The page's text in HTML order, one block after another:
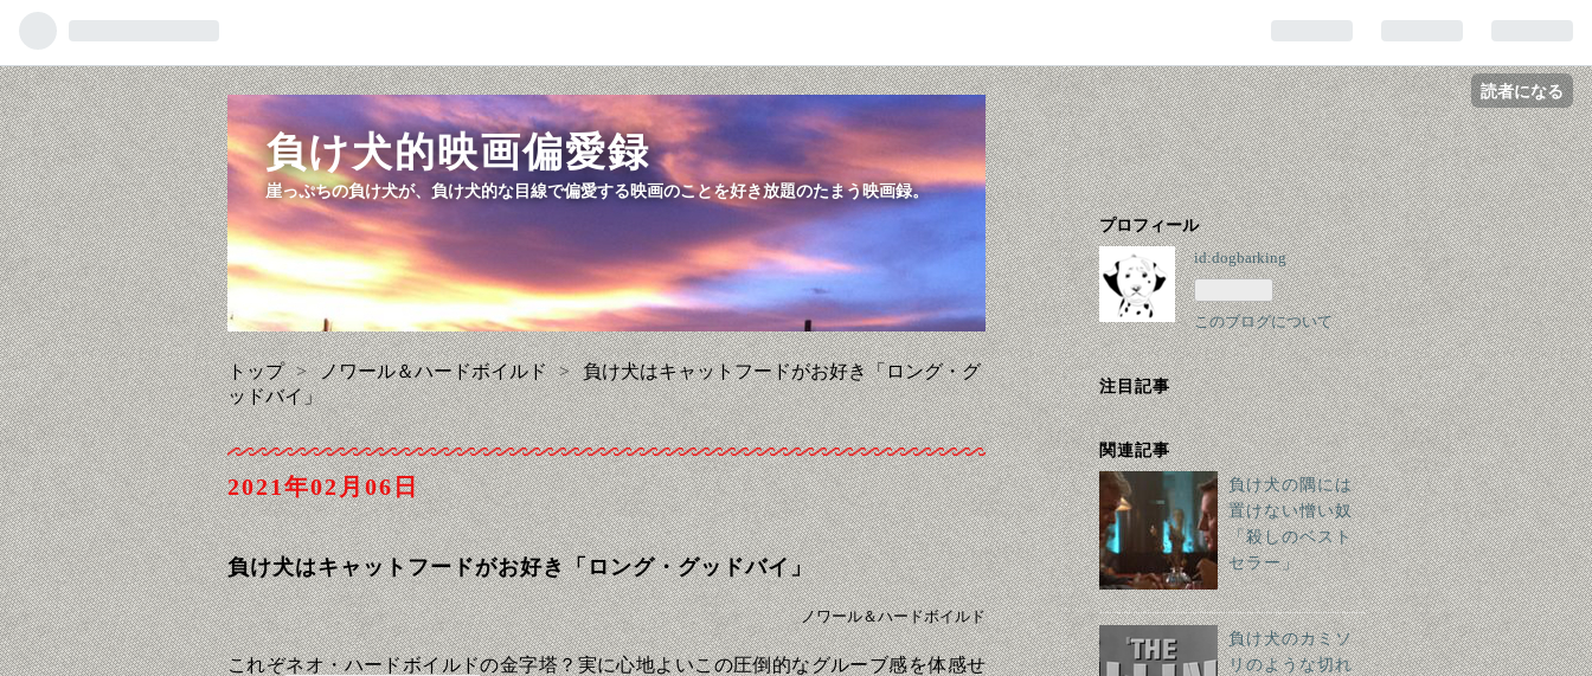
読者になる
負け犬的映画偏愛録
崖っぷちの負け犬が、負け犬的な目線で偏愛する映画のことを好き放題のたまう映画録。
トップ > ノワール＆ハードボイルド >
負け犬はキャットフードがお好き「ロング・グ
ッドバイ」
2021 02 06
負け犬はキャットフードがお好き「ロング・グッドバイ」
ノワール＆ハードボイルド
これぞネオ・ハードボイルドの金字塔？実に心地よいこの圧倒的なグルーブ感を体感せ
プロフィール
id:dogbarking
このブログについて
注目記事
関連記事
負け犬の隅には
置けない憎い奴
「殺しのベスト
セラー」
負け犬のカミソ
リのような切れ